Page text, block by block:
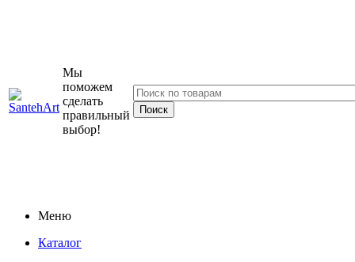
Мы
поможем
сделать
правильный
выбор!
Меню
Каталог